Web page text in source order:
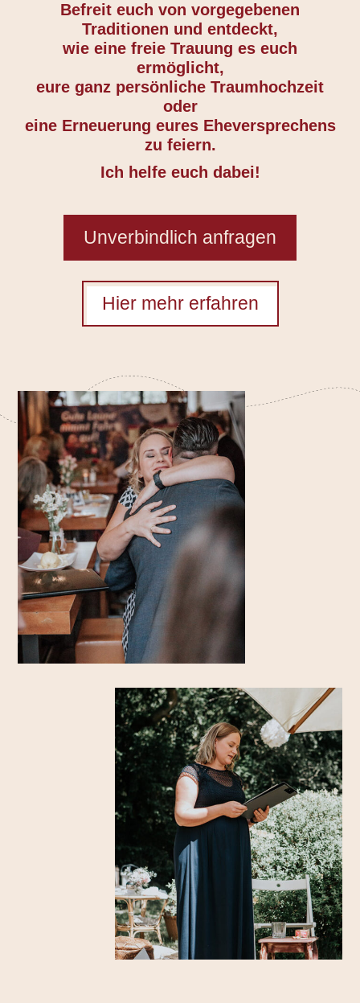
Befreit euch von vorgegebenen
Traditionen und entdeckt,
wie eine freie Trauung es euch
ermöglicht,
eure ganz persönliche Traumhochzeit
oder
eine Erneuerung eures Eheversprechens
zu feiern.
Ich helfe euch dabei!
Unverbindlich anfragen
Hier mehr erfahren